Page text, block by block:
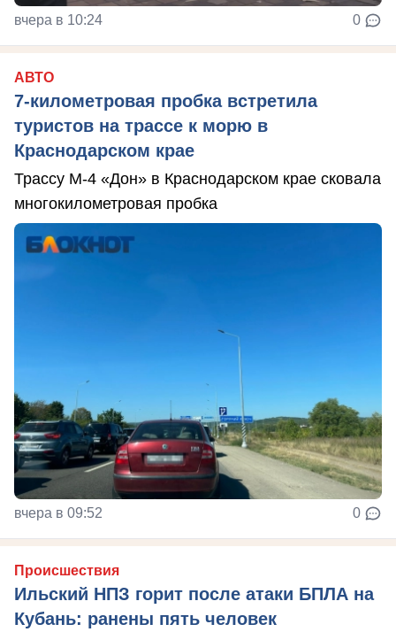
вчера в 10:24 0
АВТО
7-километровая пробка встретила
туристов на трассе к морю в
Краснодарском крае
Трассу М-4 «Дон» в Краснодарском крае сковала
многокилометровая пробка
вчера в 09:52 0
Происшествия
Ильский НПЗ горит после атаки БПЛА на
Кубань: ранены пять человек